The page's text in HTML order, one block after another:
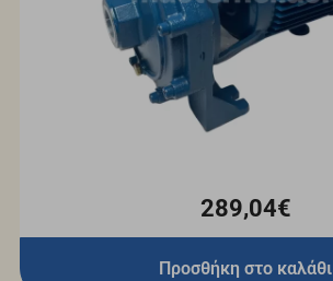
289,04€
Προσθήκη στο καλάθι